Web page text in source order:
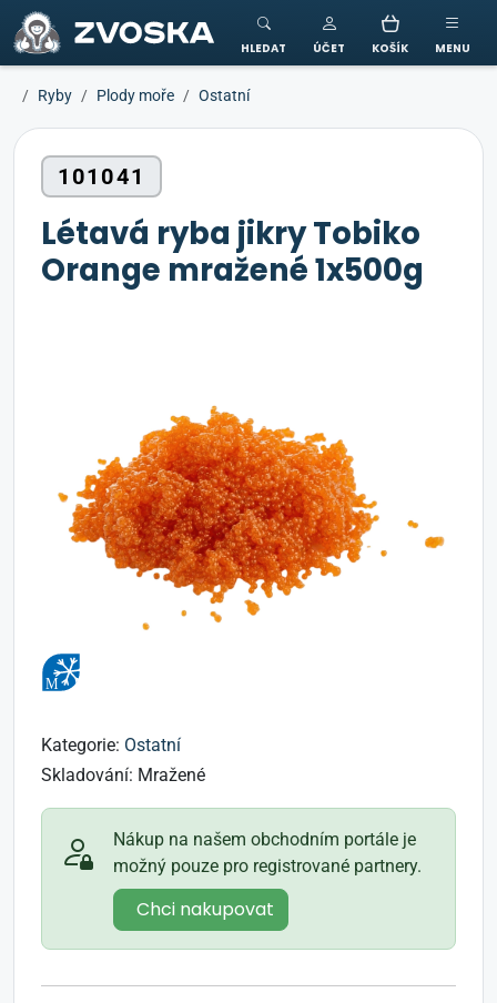
ZVOSKA
HLEDAT ÚČET KOŠÍK MENU
Ryby Plody moře Ostatní
101041
Létavá ryba jikry Tobiko
Orange mražené 1x500g
Kategorie: Ostatní
Skladování: Mražené
Nákup na našem obchodním portále je
možný pouze pro registrované partnery.
Chci nakupovat